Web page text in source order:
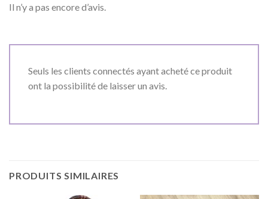
Il n’y a pas encore d’avis.
Seuls les clients connectés ayant acheté ce produit
ont la possibilité de laisser un avis.
PRODUITS SIMILAIRES